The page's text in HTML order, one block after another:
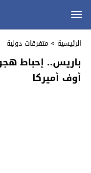
الرئيسية » متفرقات دولية
باريس.. إحباط
أوف أميركا